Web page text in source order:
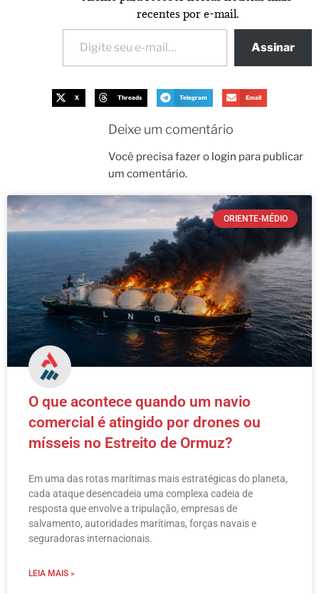
recentes por e-mail.
Assinar
X Threads Telegram Email
Deixe um comentário
Você precisa fazer o login para publicar
um comentário.
ORIENTE-MÉDIO
O que acontece quando um navio
comercial é atingido por drones ou
mísseis no Estreito de Ormuz?
Em uma das rotas marítimas mais estratégicas do planeta,
cada ataque desencadeia uma complexa cadeia de
resposta que envolve a tripulação, empresas de
salvamento, autoridades marítimas, forças navais e
seguradoras internacionais.
LEIA MAIS »